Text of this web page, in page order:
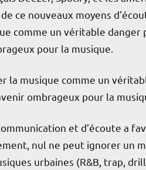
ce nouveaux moyens
comme un véritable danger
pour la musique.
la musique comme un
ombrageux pour la
et d’écoute a
nul ne peut ignorer un
urbaines (R&B, trap,